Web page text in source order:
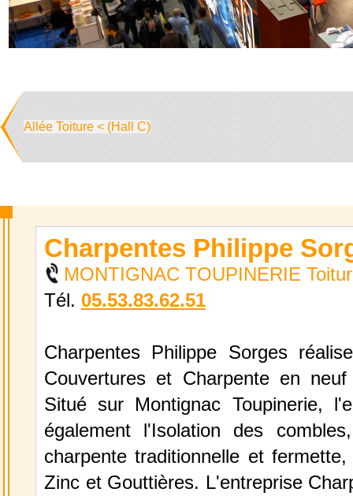
Allée Toiture < (Hall C)
Charpentes Philippe
MONTIGNAC TOUPINERIE
Tél. 05.53.83.62.51
Charpentes Philippe Sorges
Couvertures et Charpente en
Situé sur Montignac Toupinerie,
également l'Isolation des
charpente traditionnelle et
Zinc et Gouttières. L'entreprise